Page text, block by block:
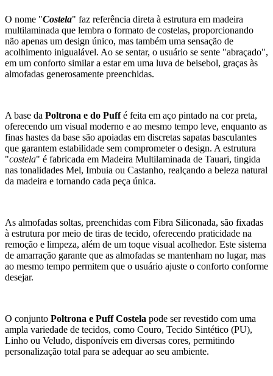
O nome "Costela" faz referência direta à estrutura em madeira
multilaminada que lembra o formato de costelas, proporcionando
não apenas um design único, mas também uma sensação de
acolhimento inigualável. Ao se sentar, o usuário se sente "abraçado",
em um conforto similar a estar em uma luva de beisebol, graças às
almofadas generosamente preenchidas.
A base da Poltrona e do Puffé feita em aço pintado na cor preta,
oferecendo um visual moderno e ao mesmo tempo leve, enquanto as
finas hastes da base são apoiadas em discretas sapatas basculantes
que garantem estabilidade sem comprometer o design. A estrutura
"costela" é fabricada em Madeira Multilaminada de Tauari, tingida
nas tonalidades Mel, Imbuia ou Castanho, realçando a beleza natural
da madeira e tornando cada peça única.
As almofadas soltas, preenchidas com Fibra Siliconada, são fixadas
à estrutura por meio de tiras de tecido, oferecendo praticidade na
remoção e limpeza, além de um toque visual acolhedor. Este sistema
de amarração garante que as almofadas se mantenham no lugar, mas
ao mesmo tempo permitem que o usuário ajuste o conforto conforme
desejar.
O conjunto Poltrona e Puff Costela pode ser revestido com uma
ampla variedade de tecidos, como Couro, Tecido Sintético (PU),
Linho ou Veludo, disponíveis em diversas cores, permitindo
personalização total para se adequar ao seu ambiente.